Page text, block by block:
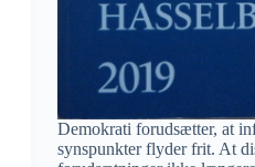
Demokrati forudsætter, at
synspunkter flyder frit. At